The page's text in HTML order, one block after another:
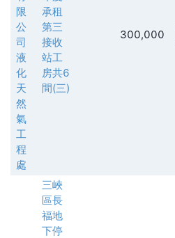
限
公
司
液
化
天
然
氣
工
程
處
承租
第三
接收
站工
房共6
間(三)
300,000
三峽
區長
福地
下停